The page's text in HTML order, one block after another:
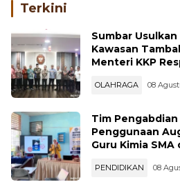
Terkini
Sumbar
Kawasan
Menteri KKP
OLAHRAGA 08
Tim Pengabdian
Penggunaan
Guru Kimia SMA
PENDIDIKAN 08